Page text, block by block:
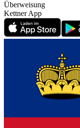
Überweisung
Kettner App